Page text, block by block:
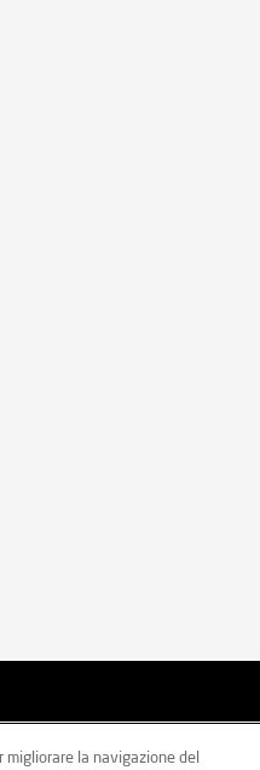
Imparzialità
migliorare la navigazione del